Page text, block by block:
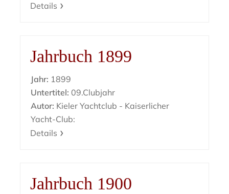
Details
Jahrbuch 1899
Jahr: 1899
Untertitel: 09.Clubjahr
Autor: Kieler Yachtclub - Kaiserlicher
Yacht-Club:
Details
Jahrbuch 1900